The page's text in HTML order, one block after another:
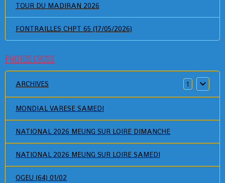
TOUR DU MADIRAN 2026
FONTRAILLES CHPT 65 (17/05/2026)
PHOTOS CROSS
ARCHIVES 1
MONDIAL VARESE SAMEDI
NATIONAL 2026 MEUNG SUR LOIRE DIMANCHE
NATIONAL 2026 MEUNG SUR LOIRE SAMEDI
OGEU (64) 01/02